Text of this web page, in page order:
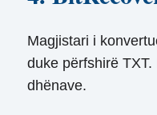
Magjistari i
duke përfshirë
dhënave.